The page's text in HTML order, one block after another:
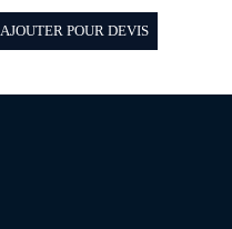
AJOUTER POUR DEVIS